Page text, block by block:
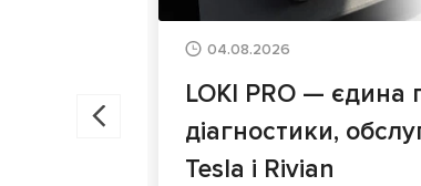
04.08.2026
LOKI PRO —
діагностики,
Tesla і Rivian